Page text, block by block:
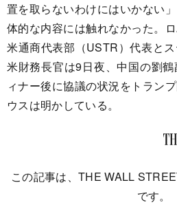
置を取らないわけにはいかない
体的な内容には触れなかった。
米通商代表部（USTR）代表と
米財務長官は9日夜、中国の劉
ィナー後に協議の状況をトラン
ウスは明かしている。
この記事は、THE WALL
です。